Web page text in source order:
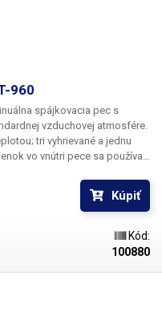
960
vzduchovej atmosfére.
tri vyhrievané a jednu
vo vnútri pece sa používa
zdola. Každá zóna je
teploty, aby sa
teploty umiestneného v
Kúpiť
Kód:
100880